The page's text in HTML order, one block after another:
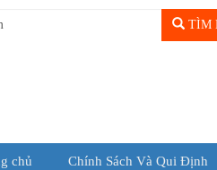
TÌM
chủ Chính Sách Và Qui Định